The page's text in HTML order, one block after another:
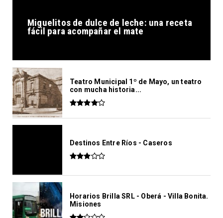
Miguelitos de dulce de leche: una receta
fácil para acompañar el mate
Teatro Municipal 1º de Mayo, un teatro
con mucha historia...
Destinos Entre Ríos - Caseros
Horarios Brilla SRL - Oberá - Villa Bonita.
Misiones